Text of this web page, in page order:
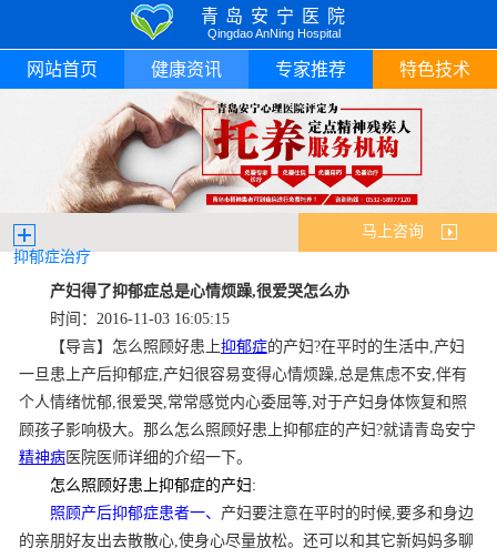
青岛安宁医院
Qingdao AnNing Hospital
网站首页 健康资讯 专家推荐 特色技术
抑郁症治疗
马上咨询
产妇得了抑郁症总是心情烦躁,很爱哭怎么办
时间：2016-11-03 16:05:15
【导言】怎么照顾好患上抑郁症的产妇?在平时的生活中,产妇
一旦患上产后抑郁症,产妇很容易变得心情烦躁,总是焦虑不安,伴有
个人情绪忧郁,很爱哭,常常感觉内心委屈等,对于产妇身体恢复和照
顾孩子影响极大。那么怎么照顾好患上抑郁症的产妇?就请青岛安宁
精神病医院医师详细的介绍一下。
怎么照顾好患上抑郁症的产妇:
照顾产后抑郁症患者一、 产妇要注意在平时的时候,要多和身边
的亲朋好友出去散散心,使身心尽量放松。还可以和其它新妈妈多聊